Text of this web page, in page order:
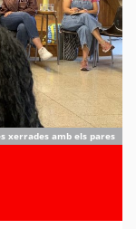
xerrades amb els pares